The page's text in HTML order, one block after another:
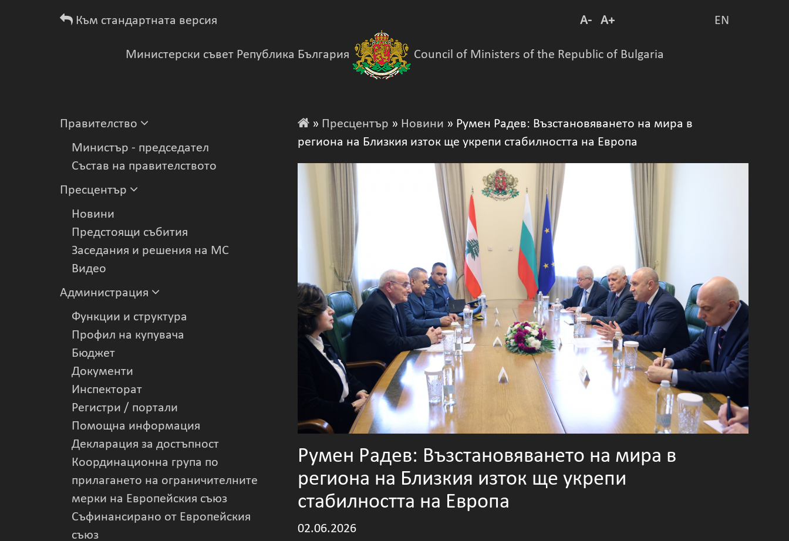
Към стандартната версия A- A+ EN
Министерски съвет Република България Council of Ministers of the Republic of Bulgaria
Правителство
Министър - председател
Състав на правителството
Пресцентър
Новини
Предстоящи събития
Заседания и решения на МС
Видеo
Администрация
Функции и структура
Профил на купувача
Бюджет
Документи
Инспекторат
Регистри / портали
Помощна информация
Декларация за достъпност
Координационна група по
прилагането на ограничителните
мерки на Европейския съюз
Съфинансирано от Европейския
съюз
» Пресцентър » Новини » Румен Радев: Възстановяването на мира в
региона на Близкия изток ще укрепи стабилността на Европа
Румен Радев: Възстановяването на мира в
региона на Близкия изток ще укрепи
стабилността на Европа
02.06.2026